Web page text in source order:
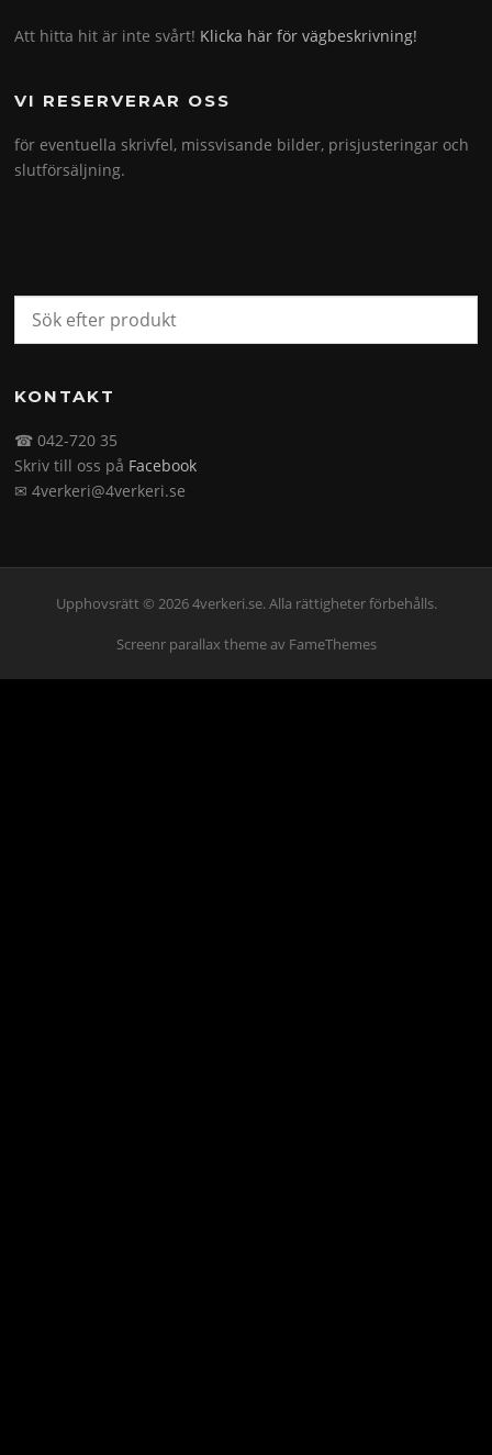
Att hitta hit är inte svårt! Klicka här för vägbeskrivning!
VI RESERVERAR OSS
för eventuella skrivfel, missvisande bilder, prisjusteringar och
slutförsäljning.
KONTAKT
☎ 042-720 35
Skriv till oss på Facebook
✉ 4verkeri@4verkeri.se
Upphovsrätt © 2026 4verkeri.se. Alla rättigheter förbehålls.
Screenr parallax themeav FameThemes